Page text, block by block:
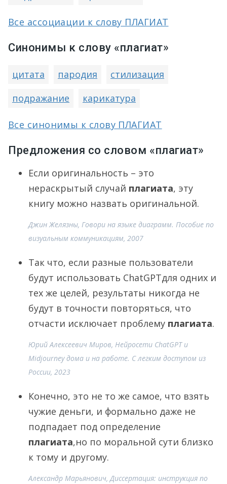
Все ассоциации к слову ПЛАГИАТ
Синонимы к слову «плагиат»
цитата пародия
стилизация
подражание
карикатура
Все синонимы к слову ПЛАГИАТ
Предложения со словом «плагиат»
Если оригинальность – это
нераскрытый случай плагиата, эту
книгу можно назвать оригинальной.
Джин Желязны, Говори на языке диаграмм. Пособие по
визуальным коммуникациям, 2007
Так что, если разные пользователи
будут использовать ChatGPTдля одних и
тех же целей, результаты никогда не
будут в точности повторяться, что
отчасти исключает проблему плагиата.
Юрий Алексеевич Миров, Нейросети ChatGPT и
Midjourney дома и на работе. С легким доступом из
России, 2023
Конечно, это не то же самое, что взять
чужие деньги, и формально даже не
подпадает под определение
плагиата,но по моральной сути близко
к тому и другому.
Александр Марьянович, Диссертация: инструкция по